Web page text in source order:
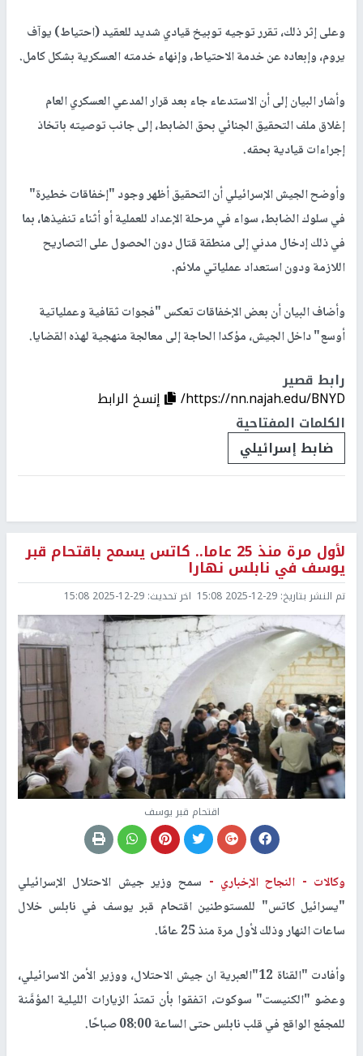
وعلى إثر ذلك، تقرر توجيه توبيخ قيادي شديد للعقيد (احتياط) يوآف
يروم، وإبعاده عن خدمة الاحتياط، وإنهاء خدمته العسكرية بشكل كامل.
وأشار البيان إلى أن الاستدعاء جاء بعد قرار المدعي العسكري العام
إغلاق ملف التحقيق الجنائي بحق الضابط، إلى جانب توصيته باتخاذ
إجراءات قيادية بحقه.
وأوضح الجيش الإسرائيلي أن التحقيق أظهر وجود "إخفاقات خطيرة"
في سلوك الضابط، سواء في مرحلة الإعداد للعملية أو أثناء تنفيذها، بما
في ذلك إدخال مدني إلى منطقة قتال دون الحصول على التصاريح
اللازمة ودون استعداد عملياتي ملائم.
وأضاف البيان أن بعض الإخفاقات تعكس "فجوات ثقافية وعملياتية
أوسع" داخل الجيش، مؤكدا الحاجة إلى معالجة منهجية لهذه القضايا.
رابط قصير
https://nn.najah.edu/BNYD/
إنسخ الرابط
الكلمات المفتاحية
ضابط إسرائيلي
لأول مرة منذ 25 عاما.. كاتس يسمح باقتحام قبر
يوسف في نابلس نهارا
تم النشر بتاريخ: 2025-12-29 15:08 اخر تحديث: 2025-12-29 15:08
اقتحام قبر يوسف
وكالات - النجاح الإخباري - سمح وزير جيش الاحتلال الإسرائيلي
"يسرائيل كاتس" للمستوطنين اقتحام قبر يوسف في نابلس خلال
ساعات النهار وذلك لأول مرة منذ 25 عامًا.
وأفادت "القناة 12"العبرية ان جيش الاحتلال، ووزير الأمن الاسرائيلي،
وعضو "الكنيست" سوكوت، اتفقوا بأن تمتدّ الزيارات الليلية المؤمَّنة
للمجمّع الواقع في قلب نابلس حتى الساعة 08:00 صباحًا.